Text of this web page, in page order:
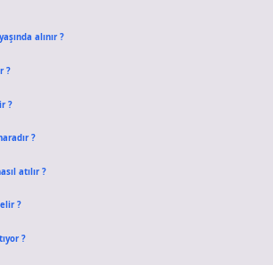
alınır ?
?
?
?
atılır ?
?
?